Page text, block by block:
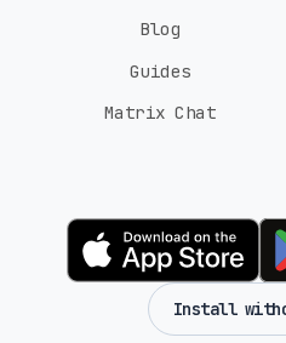
Blog
Guides
Matrix Chat
Install